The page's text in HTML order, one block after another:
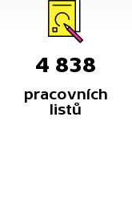
4 838
pracovních
listů